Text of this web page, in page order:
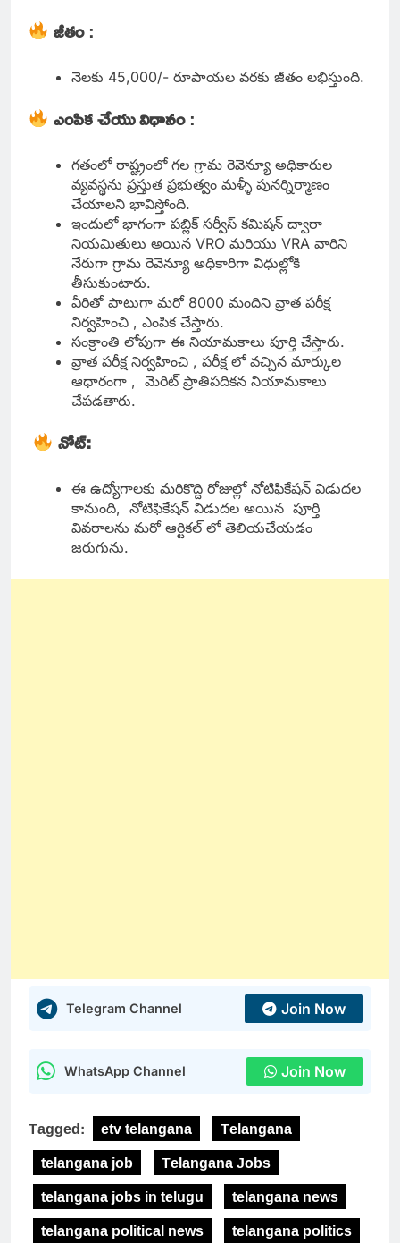
జీతం:
నెలకు 45,000/- రూపాయల వరకు జీతం లభిస్తుంది.
ఎంపిక చేయు విధానం:
గతంలో రాష్ట్రంలో గల గ్రామ రెవెన్యూ అధికారుల
వ్యవస్థను ప్రస్తుత ప్రభుత్వం మళ్ళీ పునర్నిర్మాణం
చేయాలని భావిస్తోంది.
ఇందులో భాగంగా పబ్లిక్ సర్వీస్ కమిషన్ ద్వారా
నియమితులు అయిన VRO మరియు VRA వారిని
నేరుగా గ్రామ రెవెన్యూ అధికారిగా విధుల్లోకి
తీసుకుంటారు.
వీరితో పాటుగా మరో 8000 మందిని వ్రాత పరీక్ష
నిర్వహించి , ఎంపిక చేస్తారు.
సంక్రాంతి లోపుగా ఈ నియామకాలు పూర్తి చేస్తారు.
వ్రాత పరీక్ష నిర్వహించి , పరీక్ష లో వచ్చిన మార్కుల
ఆధారంగా , మెరిట్ ప్రాతిపదికన నియామకాలు
చేపడతారు.
నోట్:
ఈ ఉద్యోగాలకు మరికొద్ది రోజుల్లో నోటిఫికేషన్ విడుదల
కానుంది, నోటిఫికేషన్ విడుదల అయిన పూర్తి
వివరాలను మరో ఆర్టికల్ లో తెలియచేయడం
జరుగును.
Telegram Channel Join Now
WhatsApp Channel Join Now
Tagged: etv telangana
Telangana
telangana job
Telangana Jobs
telangana jobs in telugu
telangana news
telangana political news
telangana politics